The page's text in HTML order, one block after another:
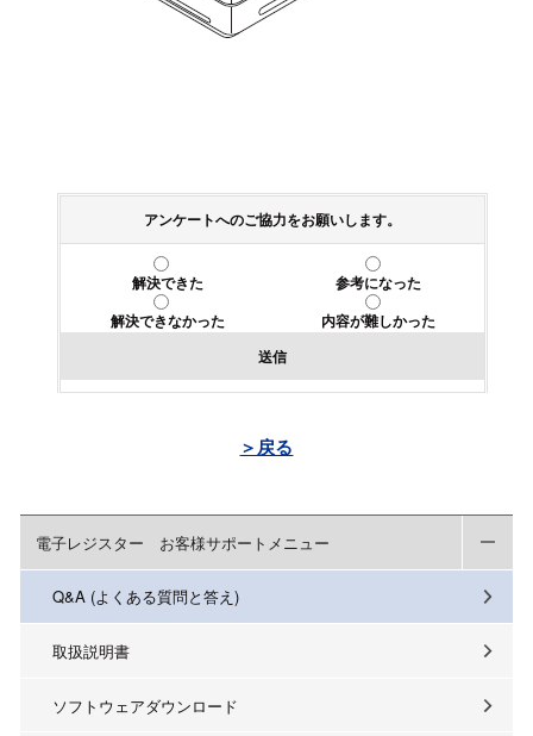
アンケートへのご協力をお願いします。
解決できた
参考になった
解決できなかった
内容が難しかった
送信
＞戻る
電子レジスター お客様サポートメニュー
Q&A (よくある質問と答え)
取扱説明書
ソフトウェアダウンロード